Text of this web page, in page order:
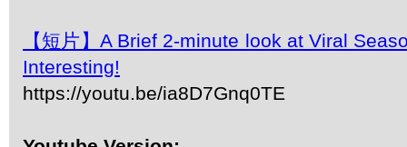
【短片】A Brief 2-minute look at Viral
Interesting!
https://youtu.be/ia8D7Gnq0TE